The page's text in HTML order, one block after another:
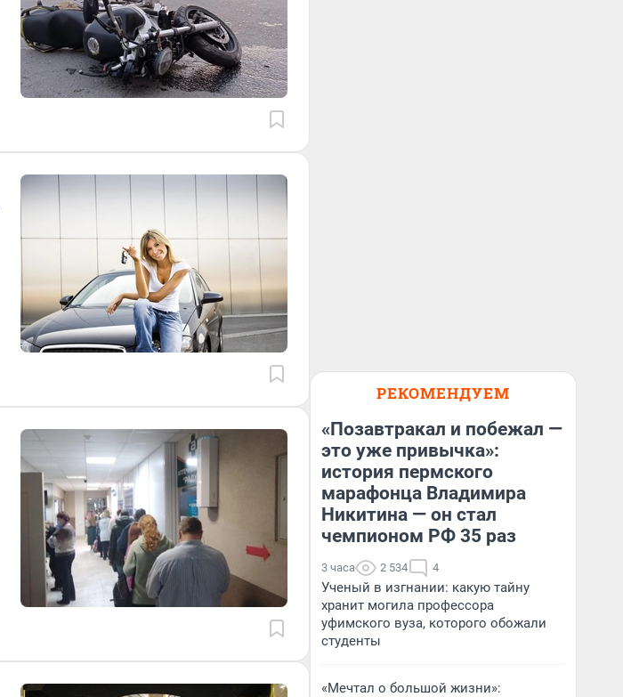
РЕКОМЕНДУЕМ
«Позавтракал и побежал —
это уже привычка»:
история пермского
марафонца Владимира
Никитина — он стал
чемпионом РФ 35 раз
3 часа 2 534 4
Ученый в изгнании: какую тайну
хранит могила профессора
уфимского вуза, которого обожали
студенты
«Мечтал о большой жизни»: